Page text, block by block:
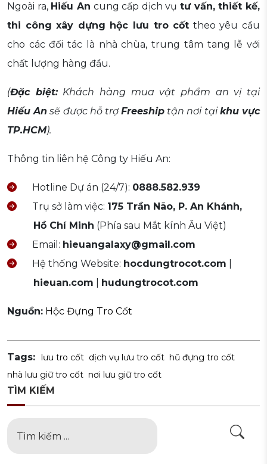
Ngoài ra, Hiếu An cung cấp dịch vụtư vấn, thiết kế,
thi công xây dựng hộc lưu tro cốt theo yêu cầu
cho các đối tác là nhà chùa, trung tâm tang lễ với
chất lượng hàng đầu.
(Đặc biệt:Khách hàng mua vật phẩm an vị tại
Hiếu An sẽ được hỗ trợFreeship tận nơi tạikhu vực
TP.HCM).
Thông tin liên hệ Công ty Hiếu An:
Hotline Dự án (24/7): 0888.582.939
Trụ sở làm việc: 175 Trần Não, P. An Khánh,
Hồ Chí Minh (Phía sau Mắt kính Âu Việt)
Email: hieuangalaxy@gmail.com
Hệ thống Website: hocdungtrocot.com
hieuan.com
hudungtrocot.com
Nguồn: Hộc Đựng Tro Cốt
Tags: lưu tro cốt dịch vụ lưu tro cốt hũ đựng tro cốt
nhà lưu giữ tro cốt nơi lưu giữ tro cốt
TÌM KIẾM